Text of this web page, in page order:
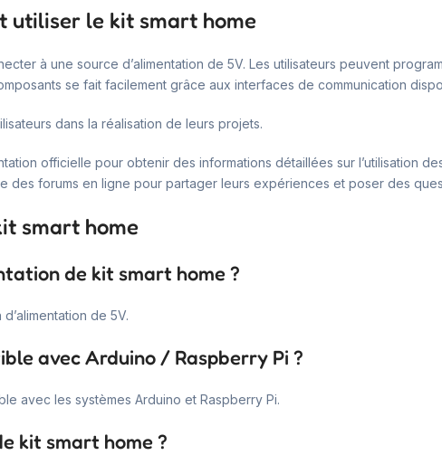
utiliser le kit smart home
à une source d’alimentation de 5V. Les utilisateurs peuvent
se fait facilement grâce aux interfaces de communication
dans la réalisation de leurs projets.
officielle pour obtenir des informations détaillées sur l’utilisation
des forums en ligne pour partager leurs expériences et poser des
smart home
de kit smart home ?
de 5V.
avec Arduino / Raspberry Pi ?
avec les systèmes Arduino et Raspberry Pi.
kit smart home ?